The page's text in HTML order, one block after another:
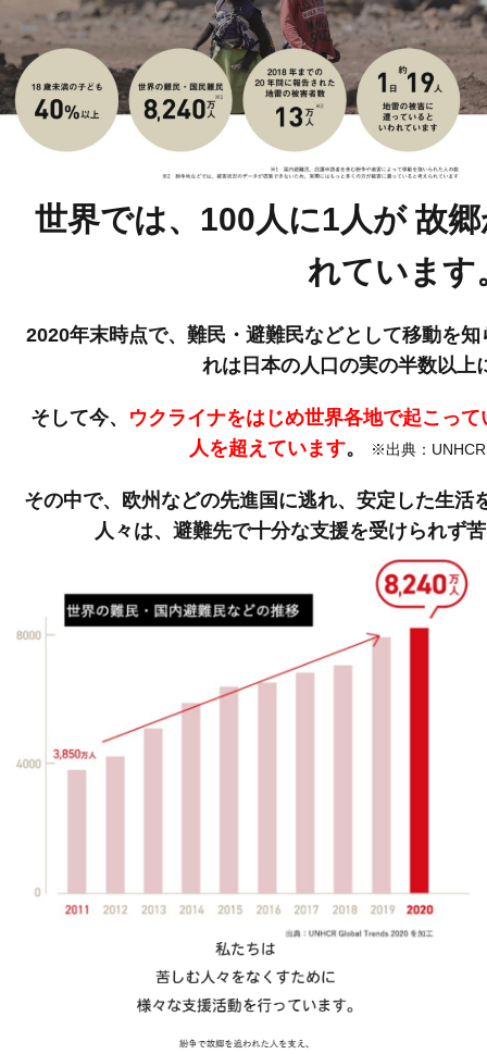
世界では、100人に1人が故郷
れています
2020年末時点で、難民・避難民などとして移動を
れは日本の人口の実の半数以上
そして今、 ウクライナをはじめ世界各地で起こっ
人を超えています。 ※出典：
その中で、欧州などの先進国に逃れ、安定した生活
人々は、避難先で十分な支援を受けられず